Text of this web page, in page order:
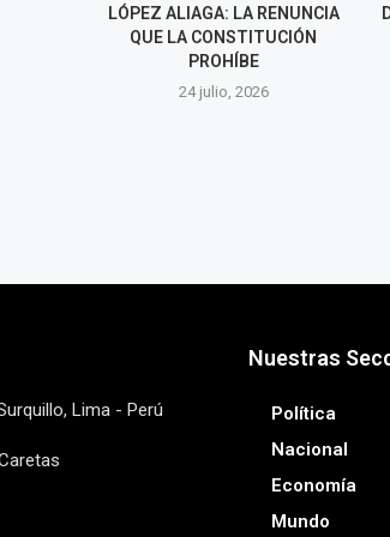
DE NARRADORES A HINCHAS
POR PATRICIA SALINAS
22 julio, 2026
Nacional
Economía
Mundo